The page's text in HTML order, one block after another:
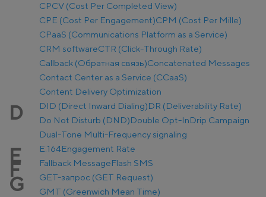
CPCV (Cost Per Completed View)
CPE (Cost Per Engagement)CPM (Cost Per Mille)
CPaaS (Communications Platform as a Service)
CRM softwareCTR (Click-Through Rate)
Callback (Обратная связь)Concatenated Messages
Contact Center as a Service (CCaaS)
Content Delivery Optimization
D DID (Direct Inward Dialing)DR (Deliverability Rate)
Do Not Disturb (DND)Double Opt-InDrip Campaign
Dual-Tone Multi-Frequency signaling
E E.164Engagement Rate
F Fallback MessageFlash SMS
G
GET-запрос (GET Request)
GMT (Greenwich Mean Time)